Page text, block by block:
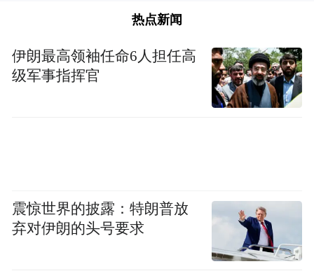
热点新闻
伊朗最高领袖任命6人担任高
级军事指挥官
震惊世界的披露：特朗普放
弃对伊朗的头号要求